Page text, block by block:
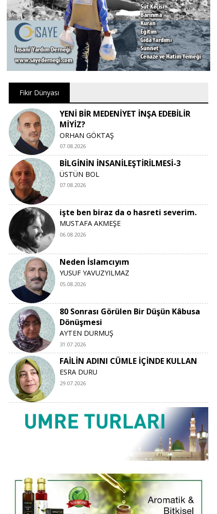
Fikir Dünyası
YENİ BİR MEDENİYET İNŞA EDEBİLİR
MİYİZ?
ORHAN GÖKTAŞ
07.08.2026
BİLGİNİN İNSANİLEŞTİRİLMESİ-3
ÜSTÜN BOL
07.08.2026
işte ben biraz da o hasreti severim.
MUSTAFA AKMEŞE
06.08.2026
Neden İslamcıyım
YUSUF YAVUZYILMAZ
05.08.2026
80 Sonrası Görülen Bir Düşün Kâbusa
Dönüşmesi
AYTEN DURMUŞ
31.07.2026
FAİLİN ADINI CÜMLE İÇİNDE KULLAN
ESRA DURU
29.07.2026